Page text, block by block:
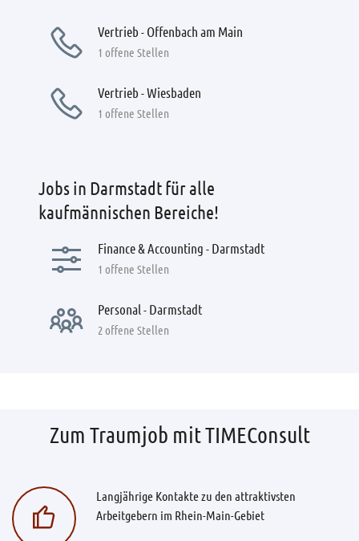
Vertrieb - Offenbach am Main
1 offene Stellen
Vertrieb - Wiesbaden
1 offene Stellen
Jobs in Darmstadt für alle
kaufmännischen Bereiche!
Finance & Accounting - Darmstadt
1 offene Stellen
Personal - Darmstadt
2 offene Stellen
Zum Traumjob mit TIMEConsult
Langjährige Kontakte zu den attraktivsten
Arbeitgebern im Rhein-Main-Gebiet